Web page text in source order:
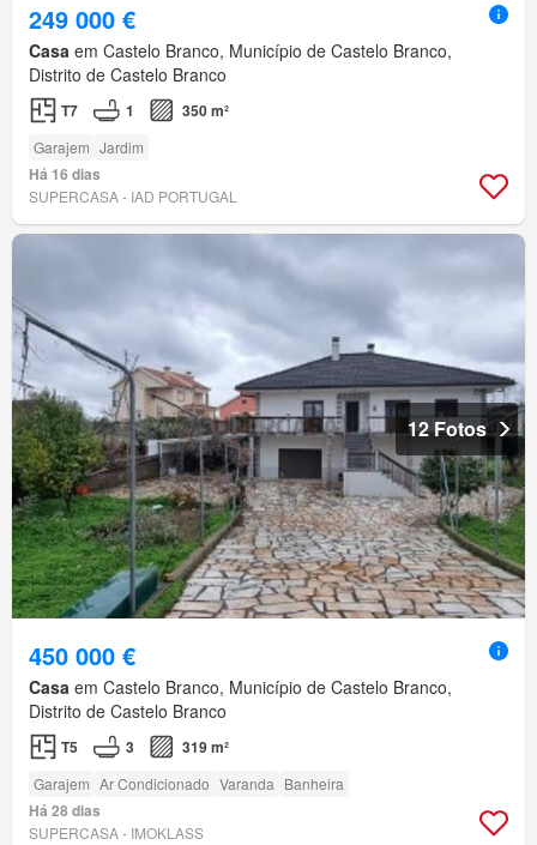
249 000 €
Casa em Castelo Branco, Município de Castelo Branco,
Distrito de Castelo Branco
T7 1 350 m²
Garajem Jardim
Há 16 dias
SUPERCASA - IAD PORTUGAL
12 Fotos
450 000 €
Casa em Castelo Branco, Município de Castelo Branco,
Distrito de Castelo Branco
T5 3 319 m²
Garajem Ar Condicionado Varanda Banheira
Há 28 dias
SUPERCASA - IMOKLASS